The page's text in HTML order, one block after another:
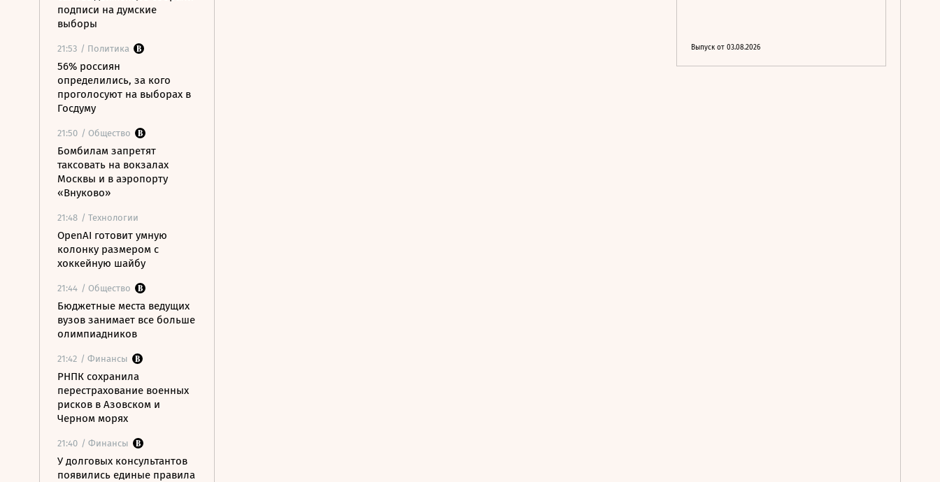
подписи на думские
выборы
21:53 / Политика
56% россиян
определились, за кого
проголосуют на выборах в
Госдуму
21:50 / Общество
Бомбилам запретят
таксовать на вокзалах
Москвы и в аэропорту
«Внуково»
21:48 / Технологии
OpenAI готовит умную
колонку размером с
хоккейную шайбу
21:44 / Общество
Бюджетные места ведущих
вузов занимает все больше
олимпиадников
21:42 / Финансы
РНПК сохранила
перестрахование военных
рисков в Азовском и
Черном морях
21:40 / Финансы
У долговых консультантов
появились единые правила
Выпуск от 03.08.2026